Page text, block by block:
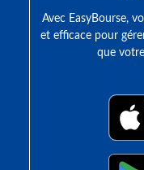
Avec EasyBourse,
et efficace pour
que